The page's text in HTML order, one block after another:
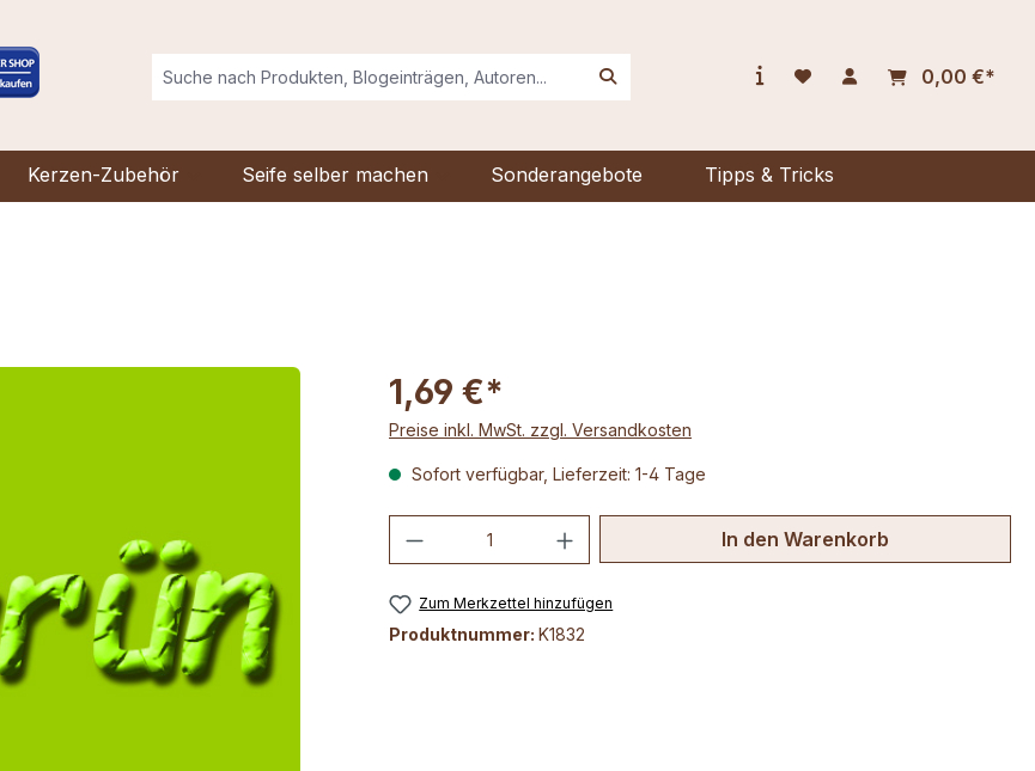
0,00 €*
Kerzen-Zubehör Seife selber machen Sonderangebote Tipps & Tricks
1,69 €*
Preise inkl. MwSt. zzgl. Versandkosten
Sofort verfügbar, Lieferzeit: 1-4 Tage
Produkt Anzahl: Gib den gewünschten Wert
In den Warenkorb
Zum Merkzettel hinzufügen
Produktnummer: K1832